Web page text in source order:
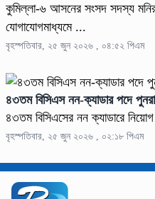
কুমিল্লা-৬ আসনের সংসদ সদস্য
যোগাযোগমাধ্যমে ...
বৃহস্পতিবার, ২৫ জুন ২০২৬ , ০৪:৫২ পিএম
৪৩তম বিসিএস নন-ক্যাডার পদে
৪৩তম বিসিএসের নন ক্যাডারে
বৃহস্পতিবার, ২৫ জুন ২০২৬ , ০২:১৮ পিএম